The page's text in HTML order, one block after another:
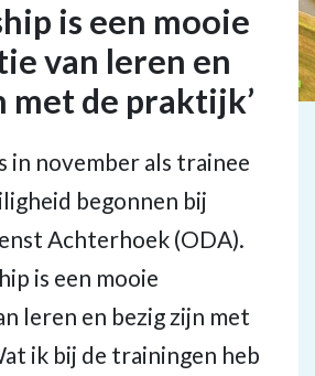
is een mooie
van leren en
met de praktijk’
in november als trainee
begonnen bij
Achterhoek (ODA).
is een mooie
leren en bezig zijn met
ik bij de trainingen heb